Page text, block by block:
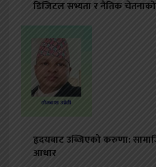
डिजिटल सभ्यता र नैतिक
हृदयबाट उब्जिएको करुणा:
आधार